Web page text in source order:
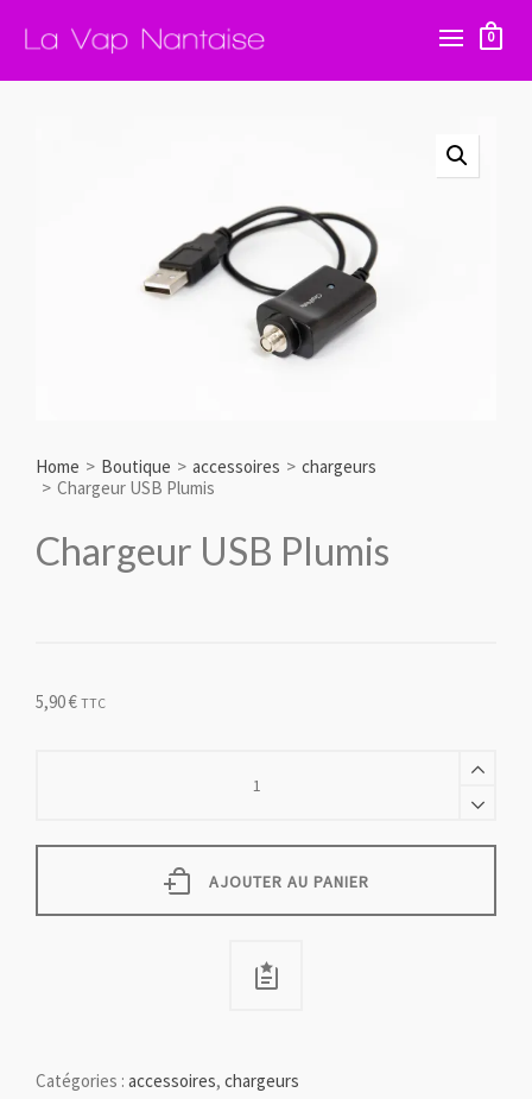
0
Home > Boutique > accessoires > chargeurs
> Chargeur USB Plumis
Chargeur USB Plumis
5,90€ TTC
AJOUTER AU PANIER
Catégories : accessoires, chargeurs